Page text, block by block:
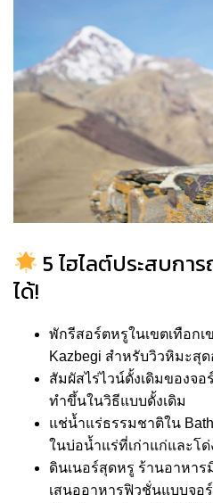
5 ไฮไลต์ประสบกา
ได้!
พักรีสอร์ตหรูในเขตเทือกเ
Kazbegi สำหรับวิวหิมะสุด
สัมผัสไร่ไวน์ดั้งเดิมของจอ
ทำขึ้นในวิธีแบบดั้งเดิม
แช่น้ำแร่ธรรมชาติใน
ในบ่อน้ำแร่ที่เก่าแก่และโด่
ดินเนอร์สุดหรู ร้านอาหา
เสนออาหารฟิวชั่นแบบจอร์